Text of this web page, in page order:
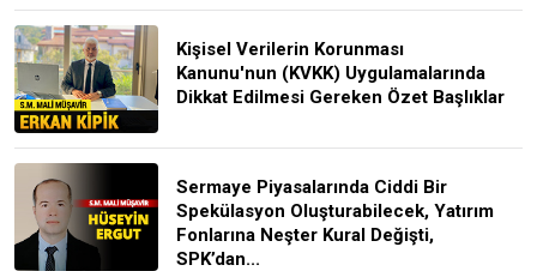
Kişisel Verilerin Korunması
Kanunu'nun (KVKK) Uygulamalarında
Dikkat Edilmesi Gereken Özet Başlıklar
Sermaye Piyasalarında Ciddi Bir
Spekülasyon Oluşturabilecek, Yatırım
Fonlarına Neşter Kural Değişti,
SPK’dan...